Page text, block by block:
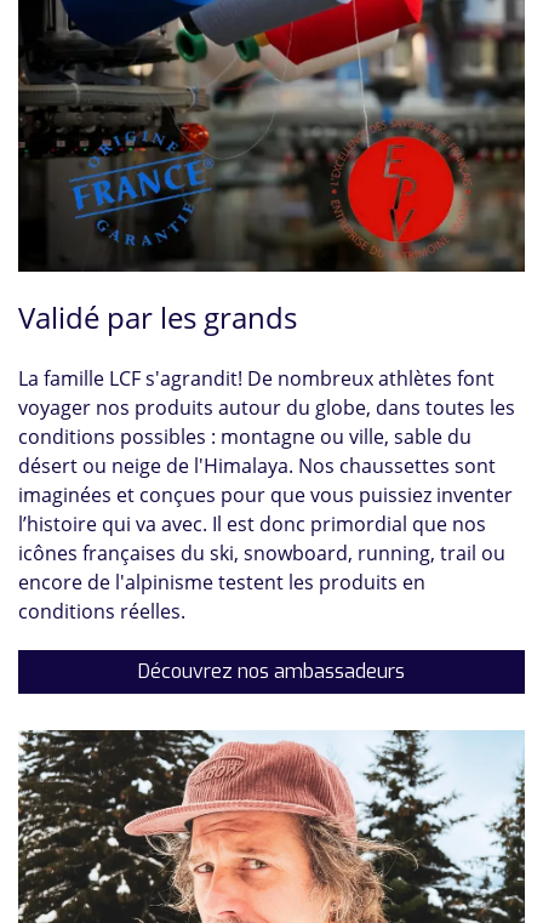
Validé par les grands
La famille LCF s'agrandit! De nombreux athlètes font
voyager nos produits autour du globe, dans toutes les
conditions possibles : montagne ou ville, sable du
désert ou neige de l'Himalaya. Nos chaussettes sont
imaginées et conçues pour que vous puissiez inventer
l’histoire qui va avec. Il est donc primordial que nos
icônes françaises du ski, snowboard, running, trail ou
encore de l'alpinisme testent les produits en
conditions réelles.
Découvrez nos ambassadeurs